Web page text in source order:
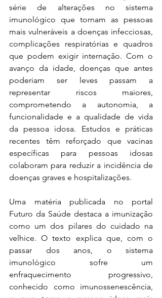
série de alterações no sistema
imunológico que tornam as pessoas
mais vulneráveis a doenças infecciosas,
complicações respiratórias e quadros
que podem exigir internação. Com o
avanço da idade, doenças que antes
poderiam ser leves passam a
representar riscos maiores,
comprometendo a autonomia, a
funcionalidade e a qualidade de vida
da pessoa idosa. Estudos e práticas
recentes têm reforçado que vacinas
específicas para pessoas idosas
colaboram para reduzir a incidência de
doenças graves e hospitalizações.
Uma matéria publicada no portal
Futuro da Saúde destaca a imunização
como um dos pilares do cuidado na
velhice. O texto explica que, com o
passar dos anos, o sistema
imunológico sofre um
enfraquecimento progressivo,
conhecido como imunossenescência,